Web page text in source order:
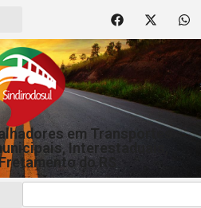
em Transportes
Interestaduais,
do RS